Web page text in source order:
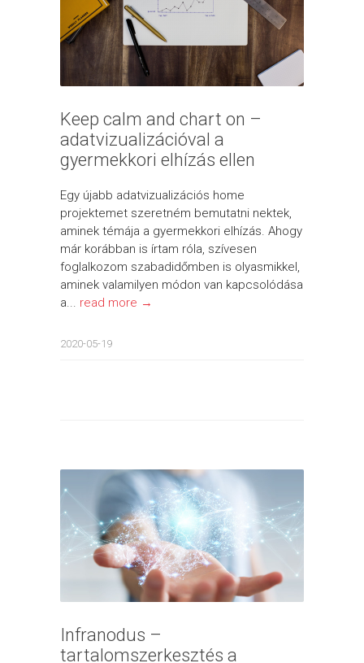
Keep calm and chart on –
adatvizualizációval a
gyermekkori elhízás ellen
Egy újabb adatvizualizációs home
projektemet szeretném bemutatni nektek,
aminek témája a gyermekkori elhízás. Ahogy
már korábban is írtam róla, szívesen
foglalkozom szabadidőmben is olyasmikkel,
aminek valamilyen módon van kapcsolódása
a... read more →
2020-05-19
Infranodus –
tartalomszerkesztés a